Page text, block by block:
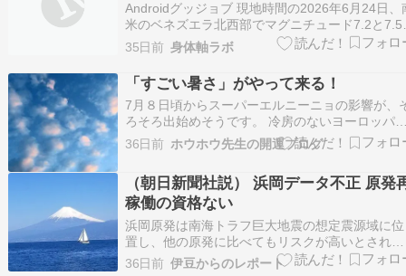
Androidグッジョブ 現地時間の2026年6月24日、
米のベネズエラ北西部でマグニチュード7.2と7.5
地震が相次いで発生し、記事作成時点での死者数
は1450人に達しています。このベネズエラ地震
際、Androidスマートフォンの加速度計を利用し
地震警報システムが動作し…
35日前 身体軸ラボ
「すごい暑さ」がやって来る！
7月８日頃からスーパーエルニーニョの影響が、
ろそろ出始めそうです。 冷房のないヨーロッパ
は、連日の４０℃が出ており、バスの中では５
とか、みんな汚いどぶ川に飛び込んだりして、余
日午後、高温に関する早期天候情報を発表しまし
た。７…
36日前 ホウホウ先生の開運ブログ
（朝日新聞社説） 浜岡データ不正 原発
稼働の資格ない
浜岡原発は南海トラフ巨大地震の想定震源域に位
置し、他の原発に比べてもリスクが高いとされて
います。この危険な浜岡原発は、２０２５年２月
36日前 伊豆からのレポート